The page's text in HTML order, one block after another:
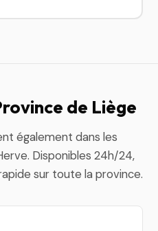
de Liège
également dans les
Disponibles 24h/24,
sur toute la province.